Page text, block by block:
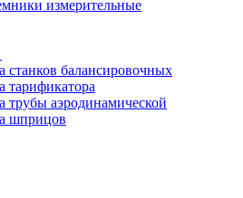
измерительные
станков балансировочных
тарификатора
трубы аэродинамической
шприцов